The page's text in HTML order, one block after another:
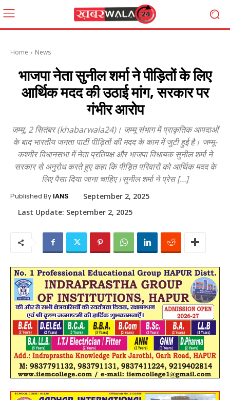
Home News
भाजपा नेता सुनील शर्मा ने पीड़ितों के लिए
आर्थिक मदद की उठाई मांग, सरकार पर
गंभीर आरोप
जम्मू, 2 सितंबर (khabarwala24)। जम्मू संभाग में प्राकृतिक आपदाओं
के बाद भारतीय जनता पार्टी पीड़ितों की मदद के काम में जुटी हुई है। जम्मू-
कश्मीर विधानसभा में नेता प्रतिपक्ष और भाजपा विधायक सुनील शर्मा ने
सरकार से अनुरोध करते हुए कहा कि पीड़ित परिवारों को आर्थिक मदद के
लिए पैसा दिया जाना चाहिए।सुनील शर्मा ने प्रेस […]
Published By IANS
September 2, 2025
Last Update: September 2, 2025